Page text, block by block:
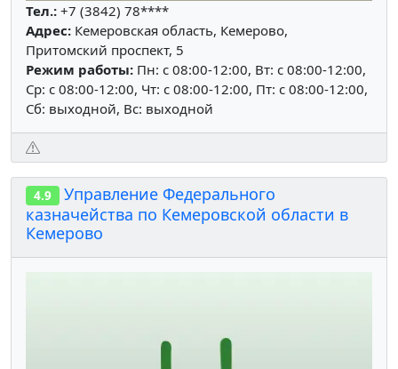
Тел.: +7 (3842) 78****
Адрес: Кемеровская область, Кемерово,
Притомский проспект, 5
Режим работы: Пн: c 08:00-12:00, Вт: c 08:00-12:00,
Ср: c 08:00-12:00, Чт: c 08:00-12:00, Пт: c 08:00-12:00,
Сб: выходной, Вс: выходной
4.9
Управление Федерального
казначейства по Кемеровской области в
Кемерово